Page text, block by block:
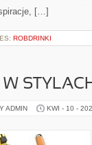
[…]
ROBDRINKI
W
ADMIN KWI - 10 -